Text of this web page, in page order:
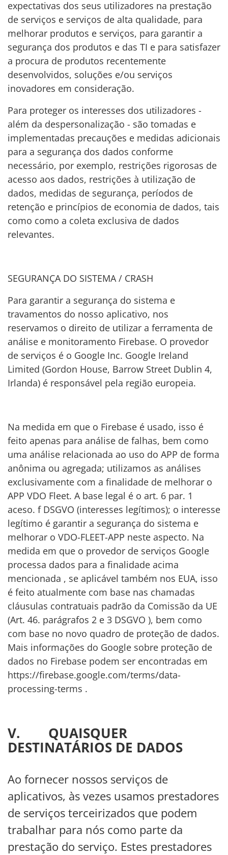
expectativas dos seus utilizadores na prestação
de serviços e serviços de alta qualidade, para
melhorar produtos e serviços, para garantir a
segurança dos produtos e das TI e para satisfazer
a procura de produtos recentemente
desenvolvidos, soluções e/ou serviços
inovadores em consideração.
Para proteger os interesses dos utilizadores -
além da despersonalização - são tomadas e
implementadas precauções e medidas adicionais
para a segurança dos dados conforme
necessário, por exemplo, restrições rigorosas de
acesso aos dados, restrições à utilização de
dados, medidas de segurança, períodos de
retenção e princípios de economia de dados, tais
como como a coleta exclusiva de dados
relevantes.
SEGURANÇA DO SISTEMA / CRASH
Para garantir a segurança do sistema e
travamentos do nosso aplicativo, nos
reservamos o direito de utilizar a ferramenta de
análise e monitoramento Firebase. O provedor
de serviços é o Google Inc. Google Ireland
Limited (Gordon House, Barrow Street Dublin 4,
Irlanda) é responsável pela região europeia.
Na medida em que o Firebase é usado, isso é
feito apenas para análise de falhas, bem como
uma análise relacionada ao uso do APP de forma
anônima ou agregada; utilizamos as análises
exclusivamente com a finalidade de melhorar o
APP VDO Fleet. A base legal é o art. 6 par. 1
aceso. f DSGVO (interesses legítimos); o interesse
legítimo é garantir a segurança do sistema e
melhorar o VDO-FLEET-APP neste aspecto. Na
medida em que o provedor de serviços Google
processa dados para a finalidade acima
mencionada , se aplicável também nos EUA, isso
é feito atualmente com base nas chamadas
cláusulas contratuais padrão da Comissão da UE
(Art. 46. parágrafos 2 e 3 DSGVO ), bem como
com base no novo quadro de proteção de dados.
Mais informações do Google sobre proteção de
dados no Firebase podem ser encontradas em
https://firebase.google.com/terms/data-
processing-terms .
V. QUAISQUER
DESTINATÁRIOS DE DADOS
Ao fornecer nossos serviços de
aplicativos, às vezes usamos prestadores
de serviços terceirizados que podem
trabalhar para nós como parte da
prestação do serviço. Estes prestadores